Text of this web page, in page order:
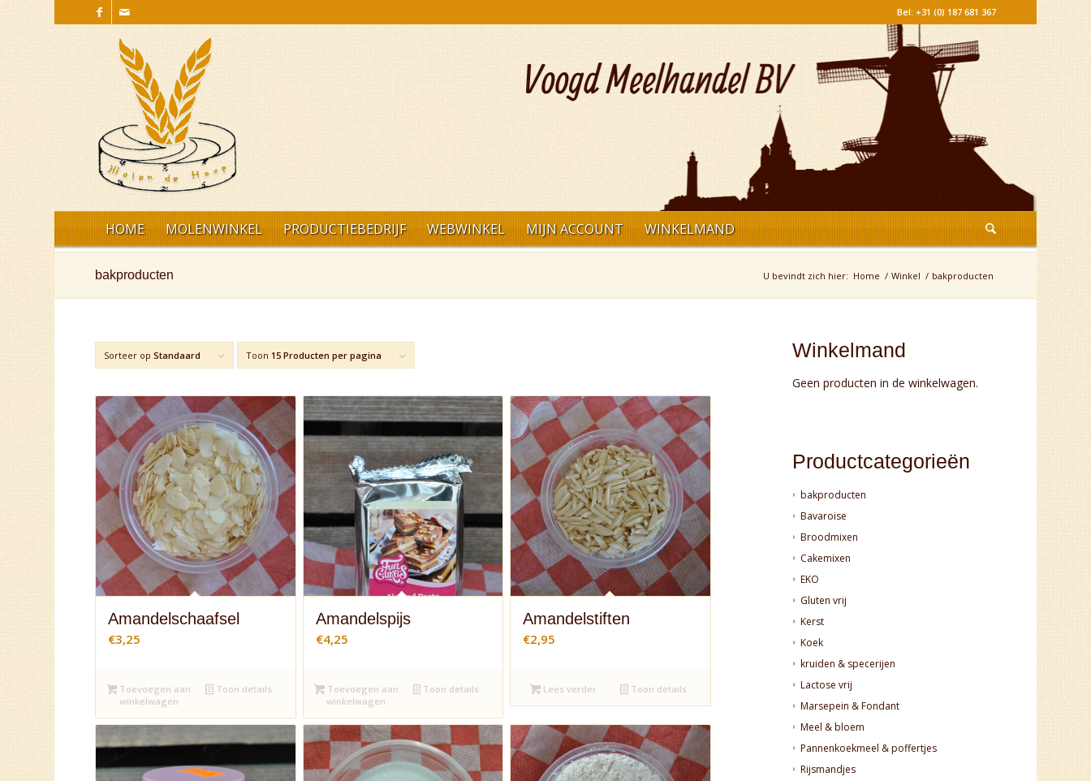
Bel: +31 (0) 187 681 367
HOME MOLENWINKEL PRODUCTIEBEDRIJF WEBWINKEL MIJN ACCOUNT WINKELMAND
bakproducten U bevindt zich hier: Home / Winkel / bakproducten
Sorteer opStandaard Toon 15 Producten per pagina
Amandelschaafsel
€3,25
Toevoegen aan
winkelwagen
Toon details
Amandelspijs
€4,25
Toevoegen aan
winkelwagen
Toon details
Amandelstiften
€2,95
Lees verder Toon details
Winkelmand
Geen producten in de winkelwagen.
Productcategorieën
bakproducten
Bavaroise
Broodmixen
Cakemixen
EKO
Gluten vrij
Kerst
Koek
kruiden & specerijen
Lactose vrij
Marsepein & Fondant
Meel & bloem
Pannenkoekmeel & poffertjes
Rijsmandjes